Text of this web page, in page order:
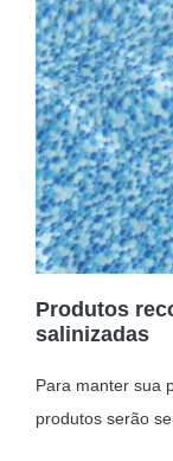
Produtos
salinizadas
Para manter sua
produtos serão